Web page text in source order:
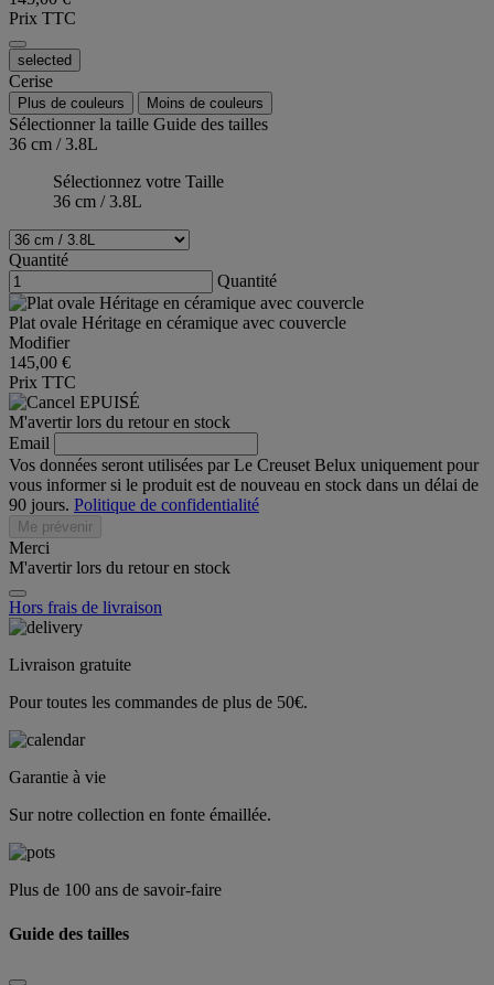
Prix TTC
selected
Cerise
Plus de couleurs Moins de couleurs
Sélectionner la taille Guide des tailles
36 cm / 3.8L
Sélectionnez votre Taille
36 cm / 3.8L
Quantité
Quantité
Plat ovale Héritage en céramique avec couvercle
Modifier
145,00 €
Prix TTC
EPUISÉ
M'avertir lors du retour en stock
Email
Vos données seront utilisées par Le Creuset Belux uniquement pour
vous informer si le produit est de nouveau en stock dans un délai de
90 jours. Politique de confidentialité
Me prévenir
Merci
M'avertir lors du retour en stock
Hors frais de livraison
Livraison gratuite
Pour toutes les commandes de plus de 50€.
Garantie à vie
Sur notre collection en fonte émaillée.
Plus de 100 ans de savoir-faire
Guide des tailles